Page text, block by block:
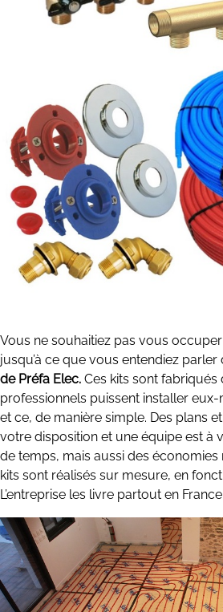
Vous ne souhaitiez pas vous
jusqu’à ce que vous entendiez parler
de Préfa Elec. Ces kits sont
professionnels puissent installer
et ce, de manière simple. Des plans
votre disposition et une équipe est à
de temps, mais aussi des économies
kits sont réalisés sur mesure, en
L’entreprise les livre partout en